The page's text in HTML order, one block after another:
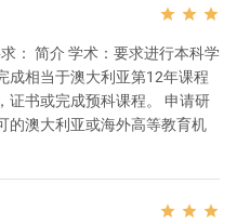
环境之中，其生活环境无与伦
坐落在风景秀丽的绿地
： 简介 学术：要求进行本科学
成相当于澳大利亚第12年课程
证书或完成预科课程。 申请研
的澳大利亚或海外高等教育机
  
  